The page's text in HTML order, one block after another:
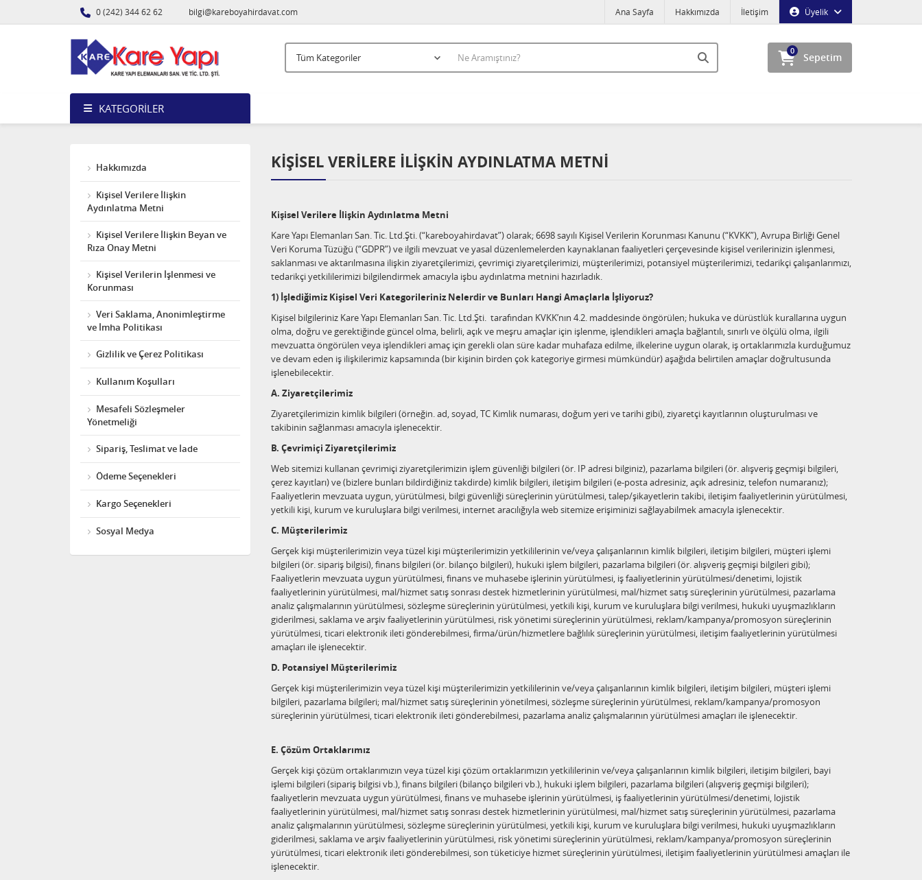
0 (242) 344 62 62 bilgi@kareboyahirdavat.com Üyelik
Ana Sayfa Hakkımızda İletişim
Sepetim
0
KATEGORILER
Hakkımızda
Kişisel Verilere İlişkin
Aydınlatma Metni
Kişisel Verilere İlişkin Beyan ve
Rıza Onay Metni
Kişisel Verilerin İşlenmesi ve
Korunması
Veri Saklama, Anonimleştirme
ve İmha Politikası
Gizlilik ve Çerez Politikası
Kullanım Koşulları
Mesafeli Sözleşmeler
Yönetmeliği
Sipariş, Teslimat ve İade
Ödeme Seçenekleri
Kargo Seçenekleri
Sosyal Medya
KIŞISEL VERILERE İLIŞKIN AYDINLATMA METNI
Kişisel Verilere İlişkin Aydınlatma Metni
Kare Yapı Elemanları San. Tic. Ltd.Şti. (“kareboyahirdavat”) olarak; 6698 sayılı Kişisel Verilerin Korunması Kanunu (“KVKK”), Avrupa Birliği Genel
Veri Koruma Tüzüğü (“GDPR”) ve ilgili mevzuat ve yasal düzenlemelerden kaynaklanan faaliyetleri çerçevesinde kişisel verilerinizin işlenmesi,
saklanması ve aktarılmasına ilişkin ziyaretçilerimizi, çevrimiçi ziyaretçilerimizi, müşterilerimizi, potansiyel müşterilerimizi, tedarikçi çalışanlarımızı,
tedarikçi yetkililerimizi bilgilendirmek amacıyla işbu aydınlatma metnini hazırladık.
1) İşlediğimiz Kişisel Veri Kategorileriniz Nelerdir ve Bunları Hangi Amaçlarla İşliyoruz?
Kişisel bilgileriniz Kare Yapı Elemanları San. Tic. Ltd.Şti. tarafından KVKK’nın 4.2. maddesinde öngörülen; hukuka ve dürüstlük kurallarına uygun
olma, doğru ve gerektiğinde güncel olma, belirli, açık ve meşru amaçlar için işlenme, işlendikleri amaçla bağlantılı, sınırlı ve ölçülü olma, ilgili
mevzuatta öngörülen veya işlendikleri amaç için gerekli olan süre kadar muhafaza edilme, ilkelerine uygun olarak, iş ortaklarımızla kurduğumuz
ve devam eden iş ilişkilerimiz kapsamında (bir kişinin birden çok kategoriye girmesi mümkündür) aşağıda belirtilen amaçlar doğrultusunda
işlenebilecektir.
A. Ziyaretçilerimiz
Ziyaretçilerimizin kimlik bilgileri (örneğin. ad, soyad, TC Kimlik numarası, doğum yeri ve tarihi gibi), ziyaretçi kayıtlarının oluşturulması ve
takibinin sağlanması amacıyla işlenecektir.
B. Çevrimiçi Ziyaretçilerimiz
Web sitemizi kullanan çevrimiçi ziyaretçilerimizin işlem güvenliği bilgileri (ör. IP adresi bilginiz), pazarlama bilgileri (ör. alışveriş geçmişi bilgileri,
çerez kayıtları) ve (bizlere bunları bildirdiğiniz takdirde) kimlik bilgileri, iletişim bilgileri (e-posta adresiniz, açık adresiniz, telefon numaranız);
Faaliyetlerin mevzuata uygun, yürütülmesi, bilgi güvenliği süreçlerinin yürütülmesi, talep/şikayetlerin takibi, iletişim faaliyetlerinin yürütülmesi,
yetkili kişi, kurum ve kuruluşlara bilgi verilmesi, internet aracılığıyla web sitemize erişiminizi sağlayabilmek amacıyla işlenecektir.
C. Müşterilerimiz
Gerçek kişi müşterilerimizin veya tüzel kişi müşterilerimizin yetkililerinin ve/veya çalışanlarının kimlik bilgileri, iletişim bilgileri, müşteri işlemi
bilgileri (ör. sipariş bilgisi), finans bilgileri (ör. bilanço bilgileri), hukuki işlem bilgileri, pazarlama bilgileri (ör. alışveriş geçmişi bilgileri gibi);
Faaliyetlerin mevzuata uygun yürütülmesi, finans ve muhasebe işlerinin yürütülmesi, iş faaliyetlerinin yürütülmesi/denetimi, lojistik
faaliyetlerinin yürütülmesi, mal/hizmet satış sonrası destek hizmetlerinin yürütülmesi, mal/hizmet satış süreçlerinin yürütülmesi, pazarlama
analiz çalışmalarının yürütülmesi, sözleşme süreçlerinin yürütülmesi, yetkili kişi, kurum ve kuruluşlara bilgi verilmesi, hukuki uyuşmazlıkların
giderilmesi, saklama ve arşiv faaliyetlerinin yürütülmesi, risk yönetimi süreçlerinin yürütülmesi, reklam/kampanya/promosyon süreçlerinin
yürütülmesi, ticari elektronik ileti gönderebilmesi, firma/ürün/hizmetlere bağlılık süreçlerinin yürütülmesi, iletişim faaliyetlerinin yürütülmesi
amaçları ile işlenecektir.
D. Potansiyel Müşterilerimiz
Gerçek kişi müşterilerimizin veya tüzel kişi müşterilerimizin yetkililerinin ve/veya çalışanlarının kimlik bilgileri, iletişim bilgileri, müşteri işlemi
bilgileri, pazarlama bilgileri; mal/hizmet satış süreçlerinin yönetilmesi, sözleşme süreçlerinin yürütülmesi, reklam/kampanya/promosyon
süreçlerinin yürütülmesi, ticari elektronik ileti gönderebilmesi, pazarlama analiz çalışmalarının yürütülmesi amaçları ile işlenecektir.
E. Çözüm Ortaklarımız
Gerçek kişi çözüm ortaklarımızın veya tüzel kişi çözüm ortaklarımızın yetkililerinin ve/veya çalışanlarının kimlik bilgileri, iletişim bilgileri, bayi
işlemi bilgileri (sipariş bilgisi vb.), finans bilgileri (bilanço bilgileri vb.), hukuki işlem bilgileri, pazarlama bilgileri (alışveriş geçmişi bilgileri);
faaliyetlerin mevzuata uygun yürütülmesi, finans ve muhasebe işlerinin yürütülmesi, iş faaliyetlerinin yürütülmesi/denetimi, lojistik
faaliyetlerinin yürütülmesi, mal/hizmet satış sonrası destek hizmetlerinin yürütülmesi, mal/hizmet satış süreçlerinin yürütülmesi, pazarlama
analiz çalışmalarının yürütülmesi, sözleşme süreçlerinin yürütülmesi, yetkili kişi, kurum ve kuruluşlara bilgi verilmesi, hukuki uyuşmazlıkların
giderilmesi, saklama ve arşiv faaliyetlerinin yürütülmesi, risk yönetimi süreçlerinin yürütülmesi, reklam/kampanya/promosyon süreçlerinin
yürütülmesi, ticari elektronik ileti gönderebilmesi, son tüketiciye hizmet süreçlerinin yürütülmesi, iletişim faaliyetlerinin yürütülmesi amaçları ile
işlenecektir.